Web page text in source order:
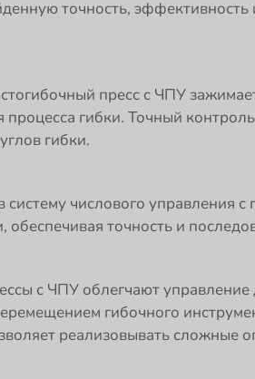
точность,
пресс с ЧПУ
гибки. Точный
гибки.
числового управления
точность и
с ЧПУ облегчают
гибочного
реализовывать сложные